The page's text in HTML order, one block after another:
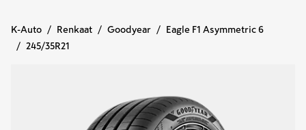
K-Auto Renkaat Goodyear
Eagle F1 Asymmetric 6
245/35R21